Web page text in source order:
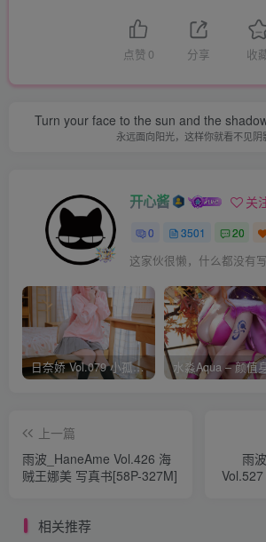
点赞 0 分享 收
Turn your face to the sun and the
永远面向阳光，这样你就看不见阴
开心酱 关
0 3501 20
这家伙很懒，什么都没有
日奈娇 Vol.079 小孤独 [134P-1.84GB]
上一篇
雨波_HaneAme Vol.426 海
贼王娜美 写真书[58P-327M]
雨
相关推荐